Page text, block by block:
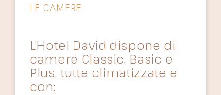
LE CAMERE
L’Hotel David dispone di
camere Classic, Basic e
Plus, tutte climatizzate e
con: